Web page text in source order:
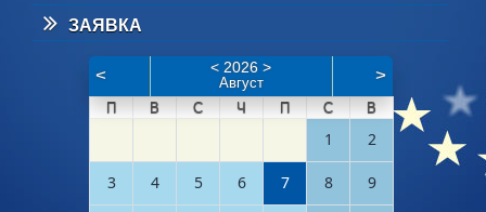
ЗАЯВКА
< < 2026>
Август >
П В С Ч П С В
1 2
3 4 5 6 7 8 9